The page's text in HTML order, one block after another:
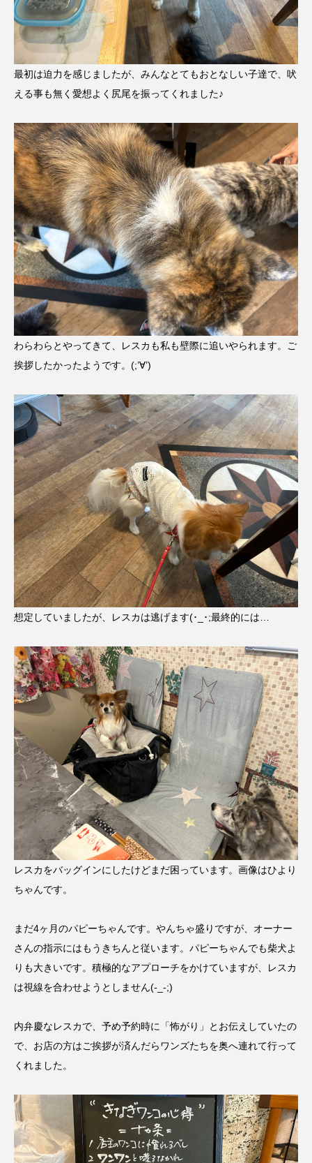
最初は迫力を感じましたが、みんなとてもおとなしい子達で、吠
える事も無く愛想よく尻尾を振ってくれました♪
わらわらとやってきて、レスカも私も壁際に追いやられます。ご
挨拶したかったようです。(;’∀’)
想定していましたが、レスカは逃げます(･_･;最終的には…
レスカをバッグインにしたけどまだ困っています。画像はひより
ちゃんです。
まだ4ヶ月のパピーちゃんです。やんちゃ盛りですが、オーナー
さんの指示にはもうきちんと従います。パピーちゃんでも柴犬よ
りも大きいです。積極的なアプローチをかけていますが、レスカ
は視線を合わせようとしません(-_-;)
内弁慶なレスカで、予め予約時に「怖がり」とお伝えしていたの
で、お店の方はご挨拶が済んだらワンズたちを奥へ連れて行って
くれました。